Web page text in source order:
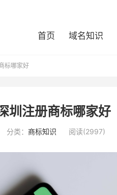
首页 域名知识
标哪家好
圳注册商标哪家好
分类： 商标知识 阅读(2997)